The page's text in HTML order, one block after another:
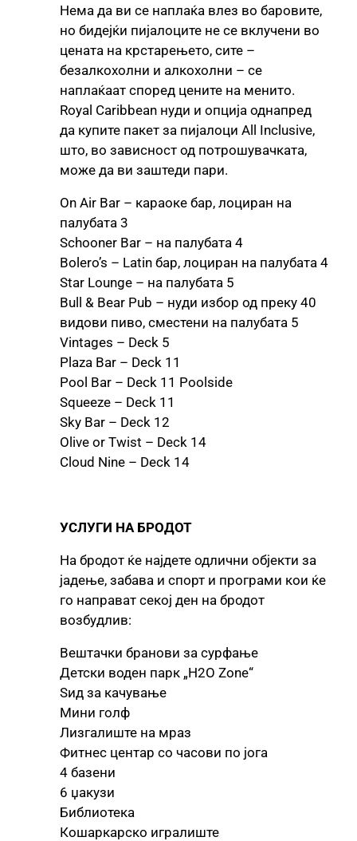
Нема да ви се наплаќа влез во баровите,
но бидејќи пијалоците не се вклучени во
цената на крстарењето, сите –
безалкохолни и алкохолни – се
наплаќаат според цените на менито.
Royal Caribbean нуди и опција однапред
да купите пакет за пијалоци All Inclusive,
што, во зависност од потрошувачката,
може да ви заштеди пари.
On Air Bar – караоке бар, лоциран на
палубата 3
Schooner Bar – на палубата 4
Bolero’s – Latin бар, лоциран на палубата 4
Star Lounge – на палубата 5
Bull & Bear Pub – нуди избор од преку 40
видови пиво, сместени на палубата 5
Vintages – Deck 5
Plaza Bar – Deck 11
Pool Bar – Deck 11 Poolside
Squeeze – Deck 11
Sky Bar – Deck 12
Olive or Twist – Deck 14
Cloud Nine – Deck 14
УСЛУГИ НА БРОДОТ
На бродот ќе најдете одлични објекти за
јадење, забава и спорт и програми кои ќе
го направат секој ден на бродот
возбудлив:
Вештачки бранови за сурфање
Детски воден парк „H2O Zone“
Ѕид за качување
Мини голф
Лизгалиште на мраз
Фитнес центар со часови по јога
4 базени
6 џакузи
Библиотека
Кошаркарско игралиште